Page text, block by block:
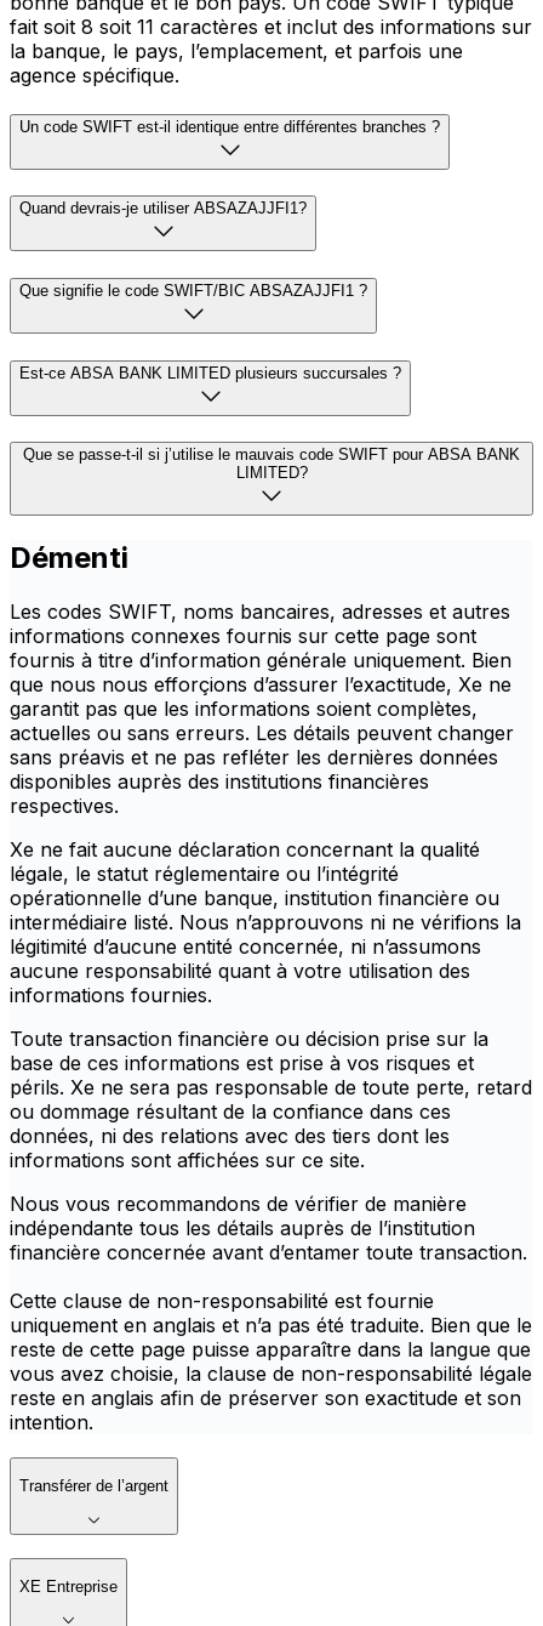
fait soit 8 soit 11 caractères et inclut des informations sur
la banque, le pays, l’emplacement, et parfois une
agence spécifique.
Un code SWIFT est-il identique entre différentes branches ?
Quand devrais-je utiliser ABSAZAJJFI1?
Que signifie le code SWIFT/BIC ABSAZAJJFI1 ?
Est-ce ABSA BANK LIMITED plusieurs succursales ?
Que se passe-t-il si j’utilise le mauvais code SWIFT pour ABSA BANK
LIMITED?
Démenti
Les codes SWIFT, noms bancaires, adresses et autres
informations connexes fournis sur cette page sont
fournis à titre d’information générale uniquement. Bien
que nous nous efforçions d’assurer l’exactitude, Xe ne
garantit pas que les informations soient complètes,
actuelles ou sans erreurs. Les détails peuvent changer
sans préavis et ne pas refléter les dernières données
disponibles auprès des institutions financières
respectives.
Xe ne fait aucune déclaration concernant la qualité
légale, le statut réglementaire ou l’intégrité
opérationnelle d’une banque, institution financière ou
intermédiaire listé. Nous n’approuvons ni ne vérifions la
légitimité d’aucune entité concernée, ni n’assumons
aucune responsabilité quant à votre utilisation des
informations fournies.
Toute transaction financière ou décision prise sur la
base de ces informations est prise à vos risques et
périls. Xe ne sera pas responsable de toute perte, retard
ou dommage résultant de la confiance dans ces
données, ni des relations avec des tiers dont les
informations sont affichées sur ce site.
Nous vous recommandons de vérifier de manière
indépendante tous les détails auprès de l’institution
financière concernée avant d’entamer toute transaction.
Cette clause de non-responsabilité est fournie
uniquement en anglais et n’a pas été traduite. Bien que le
reste de cette page puisse apparaître dans la langue que
vous avez choisie, la clause de non-responsabilité légale
reste en anglais afin de préserver son exactitude et son
intention.
Transférer de l’argent
XE Entreprise